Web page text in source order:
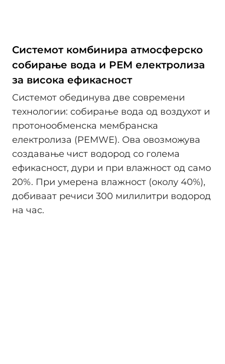
Системот комбинира атмосферско
собирање вода и PEM електролиза
за висока ефикасност
Системот обединува две современи
технологии: собирање вода од воздухот и
протонообменска мембранска
електролиза (PEMWE). Ова овозможува
создавање чист водород со голема
ефикасност, дури и при влажност од само
20%. При умерена влажност (околу 40%),
добиваат речиси 300 милилитри водород
на час.